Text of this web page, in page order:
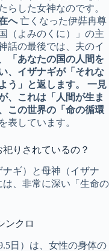
らした女神なのです。
へ亡くなった伊弉冉尊
（よみのくに）」の主
話の最後では、夫のイ
「あなたの国の人間を
、イザナギが「それな
う」と返します。 一見
、これは「人間が生ま
この世界の「命の循環
を表しています。
りされているの？
ギ）と母神（イザナ
、非常に深い「生命の
ンクロ
日）は、女性の身体の